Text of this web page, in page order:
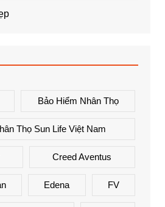
Bảo Hiểm Nhân Thọ
Thọ Sun Life Việt Nam
Creed Aventus
Edena FV